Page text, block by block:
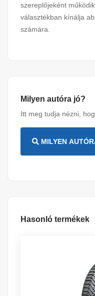
szereplőjeként
választékban kínálja
számára.
Milyen autóra jó?
Itt meg tudja nézni,
MILYEN
Hasonló termékek